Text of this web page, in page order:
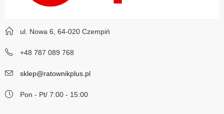
ul. Nowa 6, 64-020 Czempiń
+48 787 089 768
sklep@ratownikplus.pl
Pon - Pt/ 7:00 - 15:00